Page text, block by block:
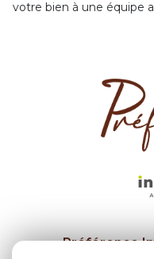
votre bien à une équipe
Préférence